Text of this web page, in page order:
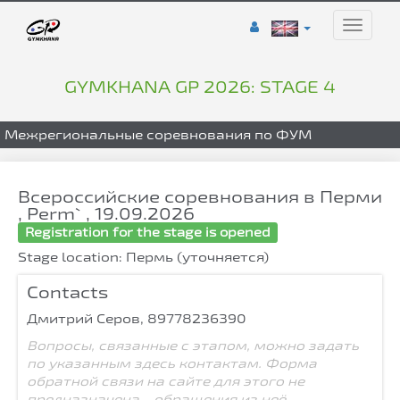
Toggle
GYMKHANA GP 2026: STAGE 4
Межрегиональные соревнования по ФУМ
Всероссийские соревнования в Перми
, Perm` , 19.09.2026
Registration for the stage is opened
Stage location: Пермь (уточняется)
Contacts
Дмитрий Серов, 89778236390
Вопросы, связанные с этапом, можно задать
по указанным здесь контактам. Форма
обратной связи на сайте для этого не